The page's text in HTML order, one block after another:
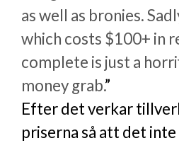
as well as bronies.
which costs $100+ in
complete is just a
money grab.”
Efter det verkar
priserna så att det